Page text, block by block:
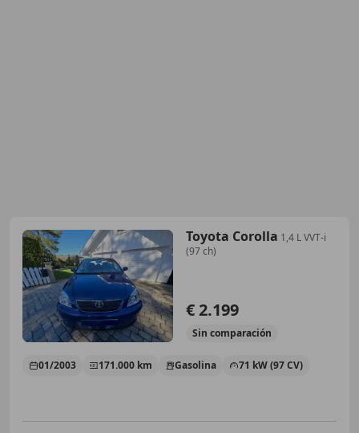
Toyota Corolla 1,4 L VVT-i
(97 ch)
€ 2.199
Sin comparación
01/2003 171.000 km Gasolina 71 kW (97 CV)